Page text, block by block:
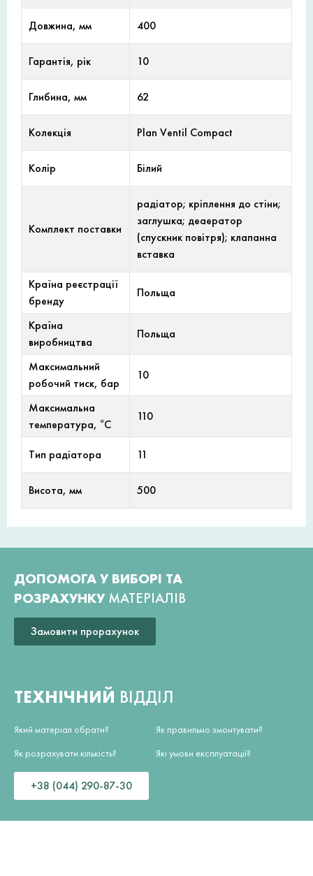
Довжина, мм 400
Гарантія, рік 10
Глибина, мм 62
Колекція Plan Ventil Compact
Колір Білий
Комплект поставки
радіатор; кріплення до стіни;
заглушка; деаератор
(спускник повітря); клапанна
вставка
Країна реєстрації
бренду
Польща
Країна
виробництва
Польща
Максимальний
робочий тиск, бар
10
Максимальна
температура, °С
110
Тип радіатора 11
Висота, мм 500
ДОПОМОГА У ВИБОРІ ТА
РОЗРАХУНКУ МАТЕРІАЛІВ
Замовити прорахунок
ТЕХНІЧНИЙ ВІДДІЛ
Який матеріал обрати?
Як розрахувати кількість?
Як правильно змонтувати?
Які умови експлуатації?
+38 (044) 290-87-30